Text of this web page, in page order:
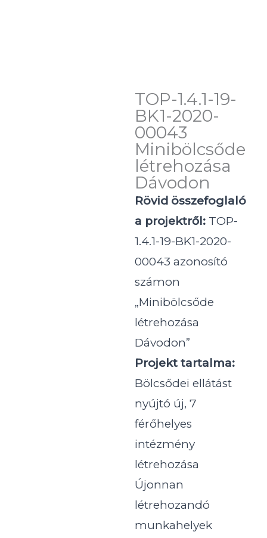
TOP-1.4.1-19-
BK1-2020-
00043
Minibölcsőde
létrehozása
Dávodon
Rövid összefoglaló
a projektről: TOP-
1.4.1-19-BK1-2020-
00043 azonosító
számon
„Minibölcsőde
létrehozása
Dávodon”
Projekt tartalma:
Bölcsődei ellátást
nyújtó új, 7
férőhelyes
intézmény
létrehozása
Újonnan
létrehozandó
munkahelyek